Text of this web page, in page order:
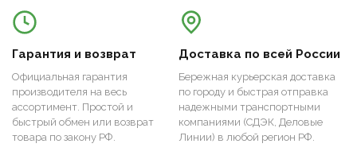
Гарантия и возврат
Официальная гарантия
производителя на весь
ассортимент. Простой и
быстрый обмен или возврат
товара по закону РФ.
Доставка по всей России
Бережная курьерская доставка
по городу и быстрая отправка
надежными транспортными
компаниями (СДЭК, Деловые
Линии) в любой регион РФ.